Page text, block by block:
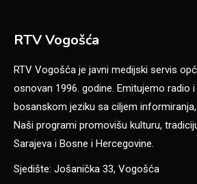
RTV Vogošća
RTV Vogošća je javni medijski servis
osnovan 1996. godine. Emitujemo radio
bosanskom jeziku sa ciljem
Naši programi promovišu kulturu,
Sarajeva i Bosne i Hercegovine.
Sjedište: Jošanička 33, Vogošća